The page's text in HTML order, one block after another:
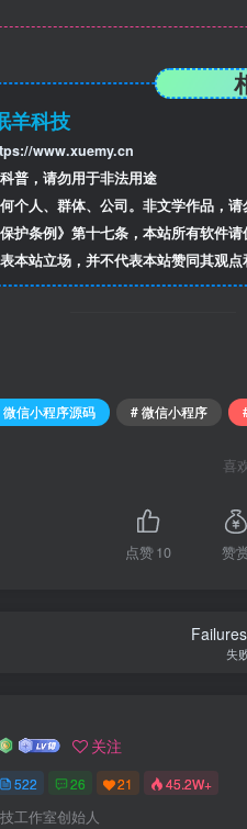
羊科技
www.xuemy.cn
普，请勿用于非法用途
个人、群体、公司。非文学作品，
护条例》第十七条，本站所有软件
本站立场，并不代表本站赞同其观
微信小程序源码 # 微信小程序
喜
点赞10 赞
失
关注
522 26 21 45.2W+
工作室创始人